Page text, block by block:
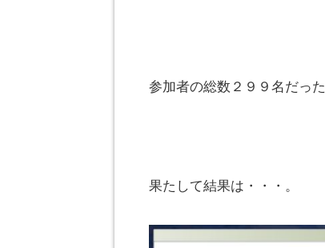
参加者の総数２９９名だった
果たして結果は・・・。